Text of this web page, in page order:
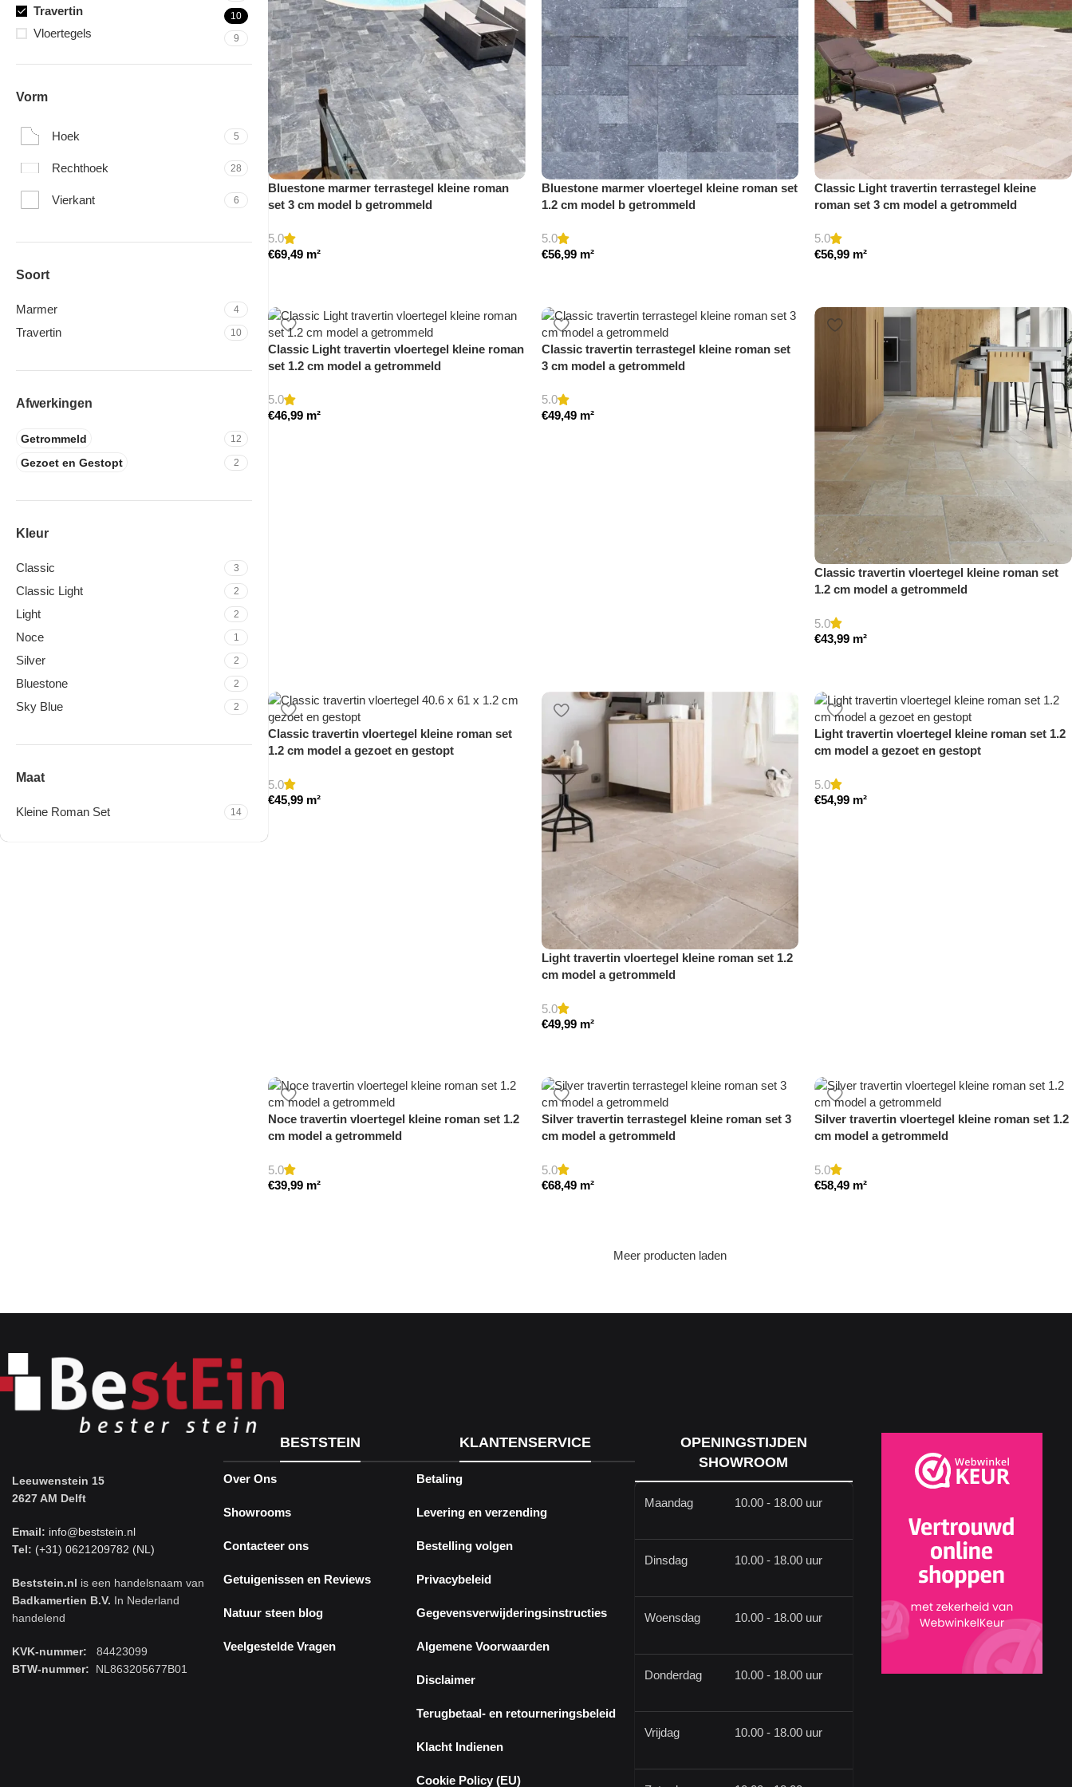
Travertin 10
Vloertegels 9
Vorm
Hoek 5
Rechthoek 28
Vierkant 6
Soort
Marmer 4
Travertin 10
Afwerkingen
Getrommeld 12
Gezoet en Gestopt 2
Kleur
Classic 3
Classic Light 2
Light 2
Noce 1
Silver 2
Bluestone 2
Sky Blue 2
Maat
Kleine Roman Set 14
Bluestone marmer terrastegel kleine roman
set 3 cm model b getrommeld
5.0
€69,49 m²
Bluestone marmer vloertegel kleine roman set
1.2 cm model b getrommeld
5.0
€56,99 m²
Classic Light travertin terrastegel kleine
roman set 3 cm model a getrommeld
5.0
€56,99 m²
Classic Light travertin vloertegel kleine roman
set 1.2 cm model a getrommeld
5.0
€46,99 m²
Classic travertin terrastegel kleine roman set
3 cm model a getrommeld
5.0
€49,49 m²
Classic travertin vloertegel kleine roman set
1.2 cm model a getrommeld
5.0
€43,99 m²
Classic travertin vloertegel kleine roman set
1.2 cm model a gezoet en gestopt
5.0
€45,99 m²
Light travertin vloertegel kleine roman set 1.2
cm model a getrommeld
5.0
€49,99 m²
Light travertin vloertegel kleine roman set 1.2
cm model a gezoet en gestopt
5.0
€54,99 m²
Noce travertin vloertegel kleine roman set 1.2
cm model a getrommeld
5.0
€39,99 m²
Silver travertin terrastegel kleine roman set 3
cm model a getrommeld
5.0
€68,49 m²
Silver travertin vloertegel kleine roman set 1.2
cm model a getrommeld
5.0
€58,49 m²
Meer producten laden
Leeuwenstein 15
2627 AM Delft
Email: info@beststein.nl
Tel: (+31) 0621209782 (NL)
Beststein.nl is een handelsnaam van
Badkamertien B.V. In Nederland
handelend
KVK-nummer: 84423099
BTW-nummer: NL863205677B01
BESTSTEIN
Over Ons
Showrooms
Contacteer ons
Getuigenissen en Reviews
Natuur steen blog
Veelgestelde Vragen
KLANTENSERVICE
Betaling
Levering en verzending
Bestelling volgen
Privacybeleid
Gegevensverwijderingsinstructies
Algemene Voorwaarden
Disclaimer
Terugbetaal- en retourneringsbeleid
Klacht Indienen
Cookie Policy (EU)
OPENINGSTIJDEN
SHOWROOM
Maandag 10.00 - 18.00 uur
Dinsdag 10.00 - 18.00 uur
Woensdag 10.00 - 18.00 uur
Donderdag 10.00 - 18.00 uur
Vrijdag 10.00 - 18.00 uur